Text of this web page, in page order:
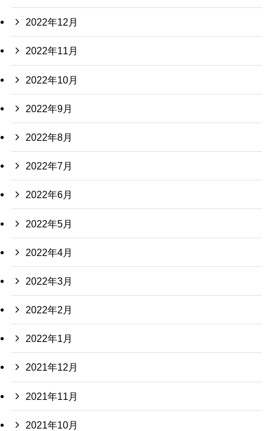
2022年12月
2022年11月
2022年10月
2022年9月
2022年8月
2022年7月
2022年6月
2022年5月
2022年4月
2022年3月
2022年2月
2022年1月
2021年12月
2021年11月
2021年10月